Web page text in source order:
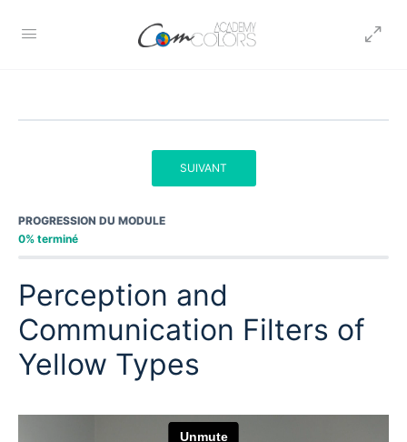
PROGRESSION DU MODULE
0% terminé
SUIVANT
Perception and
Communication Filters of
Yellow Types